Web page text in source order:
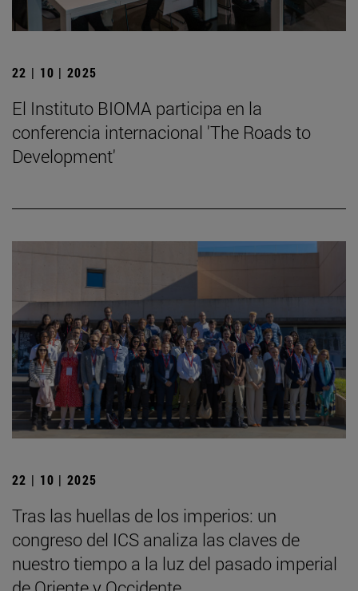
22 | 10 | 2025
El Instituto BIOMA participa en la
conferencia internacional 'The Roads to
Development'
22 | 10 | 2025
Tras las huellas de los imperios: un
congreso del ICS analiza las claves de
nuestro tiempo a la luz del pasado imperial